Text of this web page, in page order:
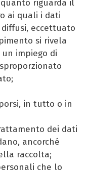
riguarda il
ai quali i dati
eccettuato
si rivela
impiego di
in tutto o in
dei dati
ancorché
raccolta;
che lo